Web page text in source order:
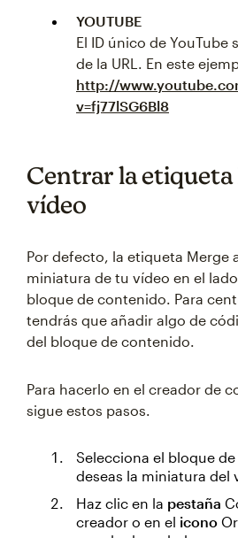
YOUTUBE
El ID único de YouTube
de la URL. En este
http://
v=fj77lSG6Bl8
Centrar la etiqueta
vídeo
Por defecto, la etiqueta Merge
miniatura de tu vídeo en el
bloque de contenido. Para
tendrás que añadir algo de
del bloque de contenido.
Para hacerlo en el creador de
sigue estos pasos.
Selecciona el bloque
deseas la miniatura del
Haz clic en la pestaña
creador o en el icono